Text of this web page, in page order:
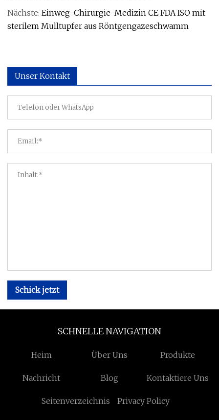
Nächste: Einweg-Chirurgie-Medizin CE FDA ISO mit
sterilem Mulltupfer aus Röntgengazeschwamm
Unser Kontakt
Schick jetzt
SCHNELLE NAVIGATION
Heim Über Uns Produkte
Nachricht Blog Kontaktiere Uns
Seitenverzeichnis Privacy Policy